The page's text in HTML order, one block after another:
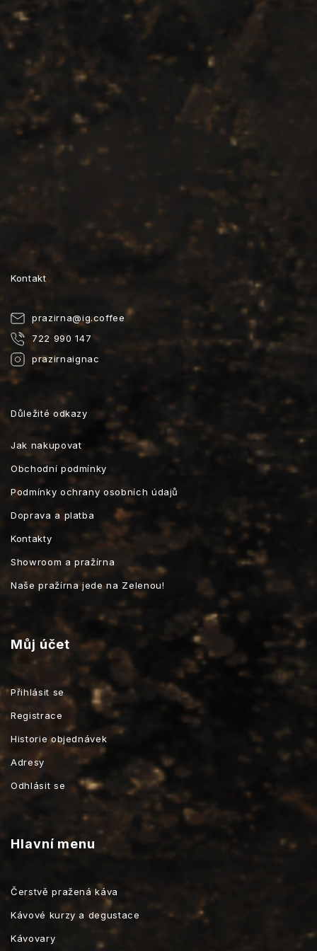
Kontakt
prazirna@ig.coffee
722 990 147
prazirnaignac
Důležité odkazy
Jak nakupovat
Obchodní podmínky
Podmínky ochrany osobních údajů
Doprava a platba
Kontakty
Showroom a pražírna
Naše pražírna jede na Zelenou!
Můj účet
Přihlásit se
Registrace
Historie objednávek
Adresy
Odhlásit se
Hlavní menu
Čerstvě pražená káva
Kávové kurzy a degustace
Kávovary